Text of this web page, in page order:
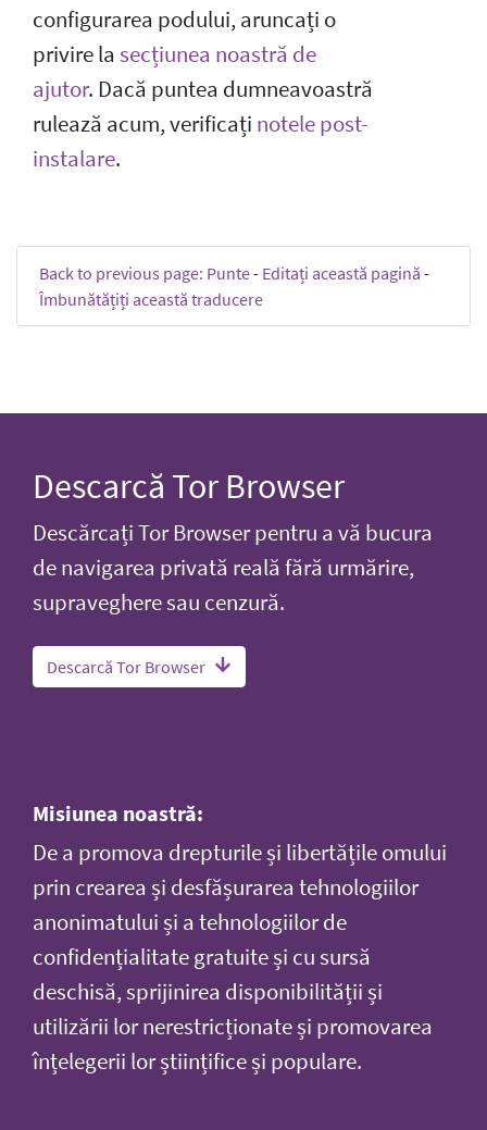
configurarea podului, aruncați o
privire la secțiunea noastră de
ajutor. Dacă puntea dumneavoastră
rulează acum, verificați notele post-
instalare.
Back to previous page: Punte- Editați această pagină -
Îmbunătățiți această traducere
Descarcă Tor Browser
Descărcați Tor Browser pentru a vă bucura
de navigarea privată reală fără urmărire,
supraveghere sau cenzură.
Descarcă Tor Browser
Misiunea noastră:
De a promova drepturile și libertățile omului
prin crearea și desfășurarea tehnologiilor
anonimatului și a tehnologiilor de
confidențialitate gratuite și cu sursă
deschisă, sprijinirea disponibilității și
utilizării lor nerestricționate și promovarea
înțelegerii lor științifice și populare.